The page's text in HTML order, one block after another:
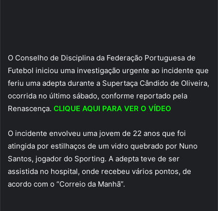
O Conselho de Disciplina da Federação Portuguesa de
Futebol iniciou uma investigação urgente ao incidente que
feriu uma adepta durante a Supertaça Cândido de Oliveira,
ocorrida no último sábado, conforme reportado pela
Renascença. CLIQUE AQUI PARA VER O VÍDEO
O incidente envolveu uma jovem de 22 anos que foi
atingida por estilhaços de um vidro quebrado por Nuno
Santos, jogador do Sporting. A adepta teve de ser
assistida no hospital, onde recebeu vários pontos, de
acordo com o “Correio da Manhã”.